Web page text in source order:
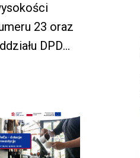
23 oraz
DPD
zamk